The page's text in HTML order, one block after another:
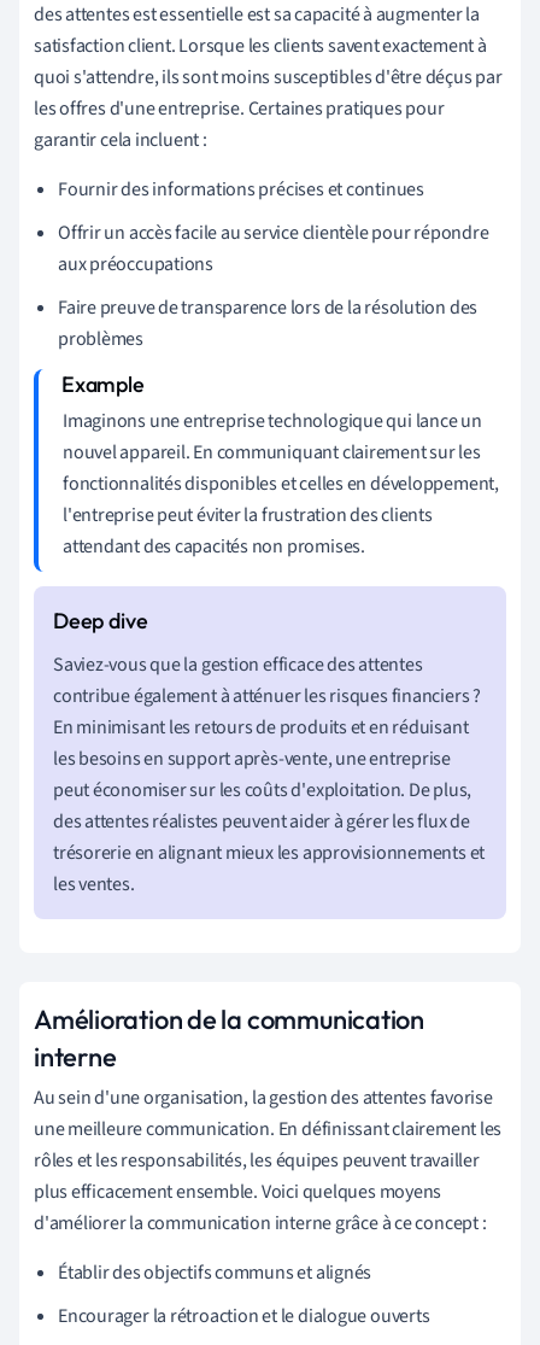
des attentes est essentielle est sa capacité à augmenter la
satisfaction client. Lorsque les clients savent exactement à
quoi s'attendre, ils sont moins susceptibles d'être déçus par
les offres d'une entreprise. Certaines pratiques pour
garantir cela incluent :
Fournir des informations précises et continues
Offrir un accès facile au service clientèle pour répondre
aux préoccupations
Faire preuve de transparence lors de la résolution des
problèmes
Imaginons une entreprise technologique qui lance un
nouvel appareil. En communiquant clairement sur les
fonctionnalités disponibles et celles en développement,
l'entreprise peut éviter la frustration des clients
attendant des capacités non promises.
Saviez-vous que la gestion efficace des attentes
contribue également à atténuer les risques financiers ?
En minimisant les retours de produits et en réduisant
les besoins en support après-vente, une entreprise
peut économiser sur les coûts d'exploitation. De plus,
des attentes réalistes peuvent aider à gérer les flux de
trésorerie en alignant mieux les approvisionnements et
les ventes.
Amélioration de la communication
interne
Au sein d'une organisation, la gestion des attentes favorise
une meilleure communication. En définissant clairement les
rôles et les responsabilités, les équipes peuvent travailler
plus efficacement ensemble. Voici quelques moyens
d'améliorer la communication interne grâce à ce concept :
Établir des objectifs communs et alignés
Encourager la rétroaction et le dialogue ouverts